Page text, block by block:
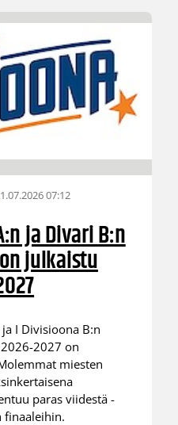
07:12
ja Divari B:n
julkaistu
I Divisioona B:n
2027 on
miesten
paras viidestä -
finaaleihin.